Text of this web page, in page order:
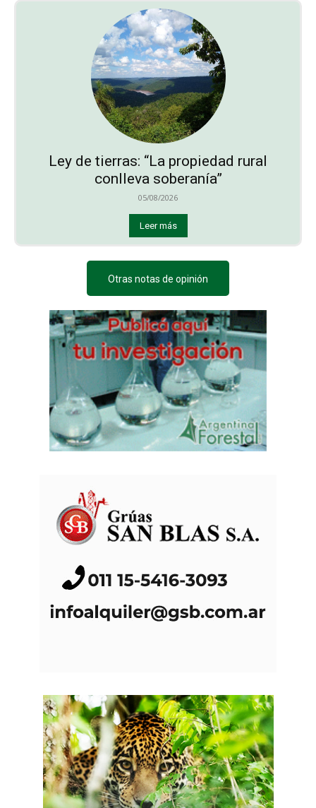
Ley de tierras: “La propiedad rural
conlleva soberanía”
05/08/2026
Leer más
Otras notas de opinión